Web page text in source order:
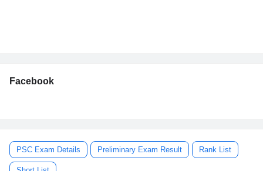
Facebook
PSC Exam Details Preliminary Exam Result Rank List